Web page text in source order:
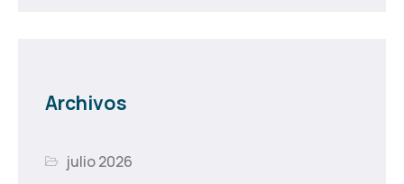
Archivos
julio 2026